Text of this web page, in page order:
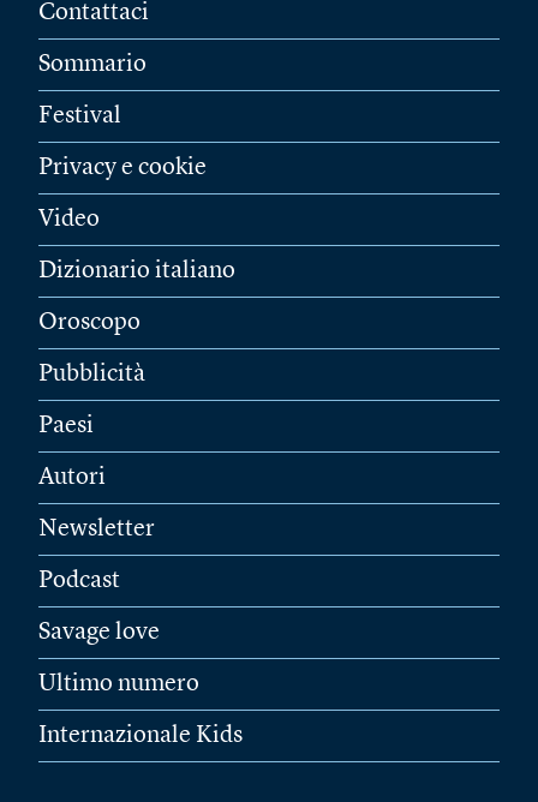
Contattaci
Sommario
Festival
Privacy e cookie
Video
Dizionario italiano
Oroscopo
Pubblicità
Paesi
Autori
Newsletter
Podcast
Savage love
Ultimo numero
Internazionale Kids